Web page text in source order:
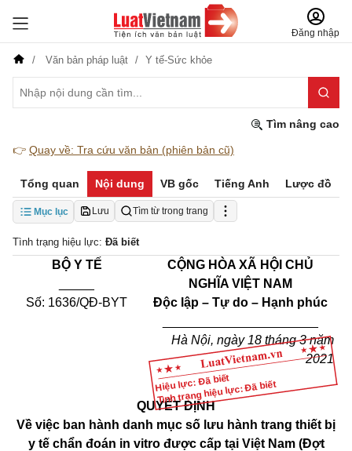
Đăng nhập
Văn bản pháp luật Y tế-Sức khỏe
Tìm nâng cao
👉 Quay về: Tra cứu văn bản (phiên bản cũ)
Tổng quan Nội dung VB gốc Tiếng Anh Lược đồ
Mục lục Lưu Tìm từ trong trang
Tình trạng hiệu lực: Đã biết
Hiệu lực: Đã biết
Tình trạng hiệu lực: Đã biết
BỘ Y TẾ
Số: 1636/QĐ-BYT
CỘNG HÒA XÃ HỘI CHỦ
NGHĨA VIỆT NAM
Độc lập – Tự do – Hạnh phúc
Hà Nội, ngày 18 tháng 3 năm
2021
QUYẾT ĐỊNH
Về việc ban hành danh mục số lưu hành trang thiết bị
y tế chẩn đoán in vitro được cấp tại Việt Nam (Đợt